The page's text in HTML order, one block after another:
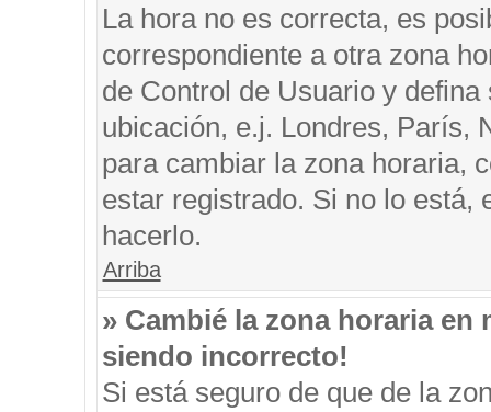
La hora no es correcta, es
correspondiente a otra zona
de Control de Usuario y
ubicación, e.j. Londres, París,
para cambiar la zona horaria,
estar registrado. Si no lo está,
hacerlo.
Arriba
» Cambié la zona horaria
siendo incorrecto!
Si está seguro de que de la